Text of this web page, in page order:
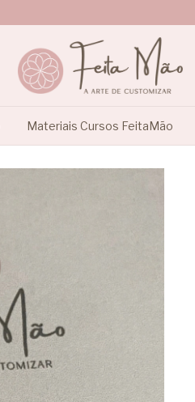
Materiais Cursos FeitaMão